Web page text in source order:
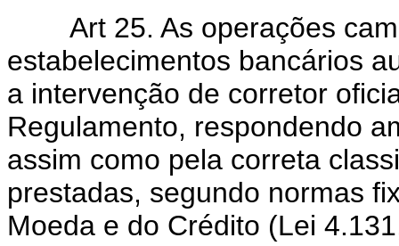
Art 25. As operações
estabelecimentos bancários
a intervenção de corretor
Regulamento, respondendo
assim como pela correta
prestadas, segundo normas
Moeda e do Crédito (Lei